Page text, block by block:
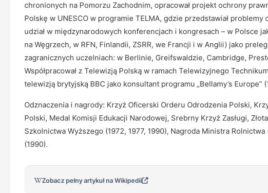
chronionych na Pomorzu Zachodnim, opracował projekt ochrony
Polskę w UNESCO w programie TELMA, gdzie przedstawiał problemy
udział w międzynarodowych konferencjach i kongresach – w Polsce
na Węgrzech, w RFN, Finlandii, ZSRR, we Francji i w Anglii) jako
zagranicznych uczelniach: w Berlinie, Greifswaldzie, Cambridge,
Współpracował z Telewizją Polską w ramach Telewizyjnego
telewizją brytyjską BBC jako konsultant programu „Bellamy’s Europe”
Odznaczenia i nagrody: Krzyż Oficerski Orderu Odrodzenia Polski,
Polski, Medal Komisji Edukacji Narodowej, Srebrny Krzyż Zasługi,
Szkolnictwa Wyższego (1972, 1977, 1990), Nagroda Ministra
(1990).
Zobacz pełny artykuł na Wikipedii